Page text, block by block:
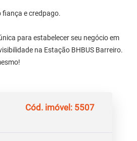
e credpago.
para estabelecer seu negócio em
na Estação BHBUS Barreiro.
Cód. imóvel: 5507